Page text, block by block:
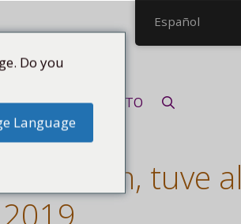
CONTACTO
a batman, tuve al
Español
Do you
Language